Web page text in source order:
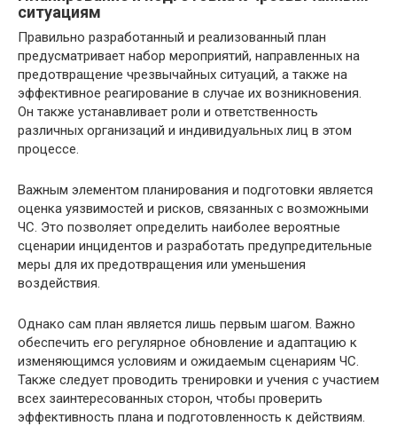
ситуациям
Правильно разработанный и реализованный план
предусматривает набор мероприятий, направленных на
предотвращение чрезвычайных ситуаций, а также на
эффективное реагирование в случае их возникновения.
Он также устанавливает роли и ответственность
различных организаций и индивидуальных лиц в этом
процессе.
Важным элементом планирования и подготовки является
оценка уязвимостей и рисков, связанных с возможными
ЧС. Это позволяет определить наиболее вероятные
сценарии инцидентов и разработать предупредительные
меры для их предотвращения или уменьшения
воздействия.
Однако сам план является лишь первым шагом. Важно
обеспечить его регулярное обновление и адаптацию к
изменяющимся условиям и ожидаемым сценариям ЧС.
Также следует проводить тренировки и учения с участием
всех заинтересованных сторон, чтобы проверить
эффективность плана и подготовленность к действиям.